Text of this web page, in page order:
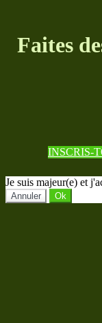
Faites
INSCRIS-
Je suis majeur(e) et
Annuler Ok